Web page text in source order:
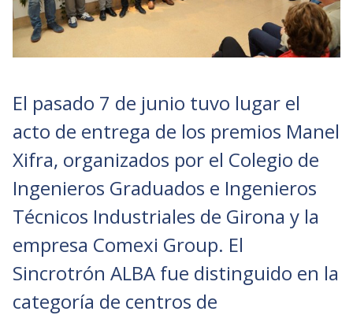
El pasado 7 de junio tuvo lugar el
acto de entrega de los premios Manel
Xifra, organizados por el Colegio de
Ingenieros Graduados e Ingenieros
Técnicos Industriales de Girona y la
empresa Comexi Group. El
Sincrotrón ALBA fue distinguido en la
categoría de centros de